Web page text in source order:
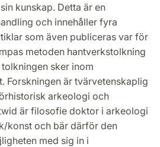
kunskap. Detta är en
och innehåller fyra
som även publiceras var för
metoden hantverkstolkning
sker inom
Forskningen är tvärvetenskaplig
arkeologi och
är filosofie doktor i arkeologi
konst och bär därför den
med sig in i